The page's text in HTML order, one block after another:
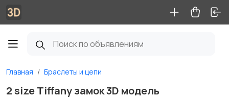
Главная Браслеты и цепи
2 size Tiffany замок 3D модель